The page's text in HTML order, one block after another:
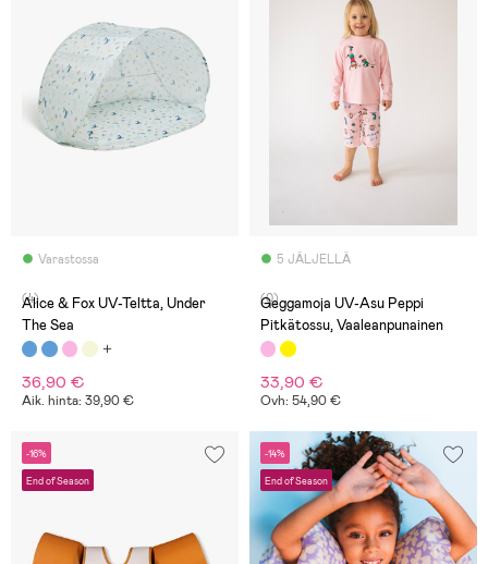
Varastossa
(4)
Alice & Fox UV-Teltta, Under
The Sea
36,90 €
Aik. hinta: 39,90 €
5 JÄLJELLÄ
(0)
Geggamoja UV-Asu Peppi
Pitkätossu, Vaaleanpunainen
33,90 €
Ovh: 54,90 €
-16%
End of Season
-14%
End of Season